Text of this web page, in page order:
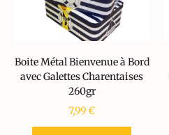
Boite Métal Bienvenue à Bord
avec Galettes Charentaises
260gr
7,99€